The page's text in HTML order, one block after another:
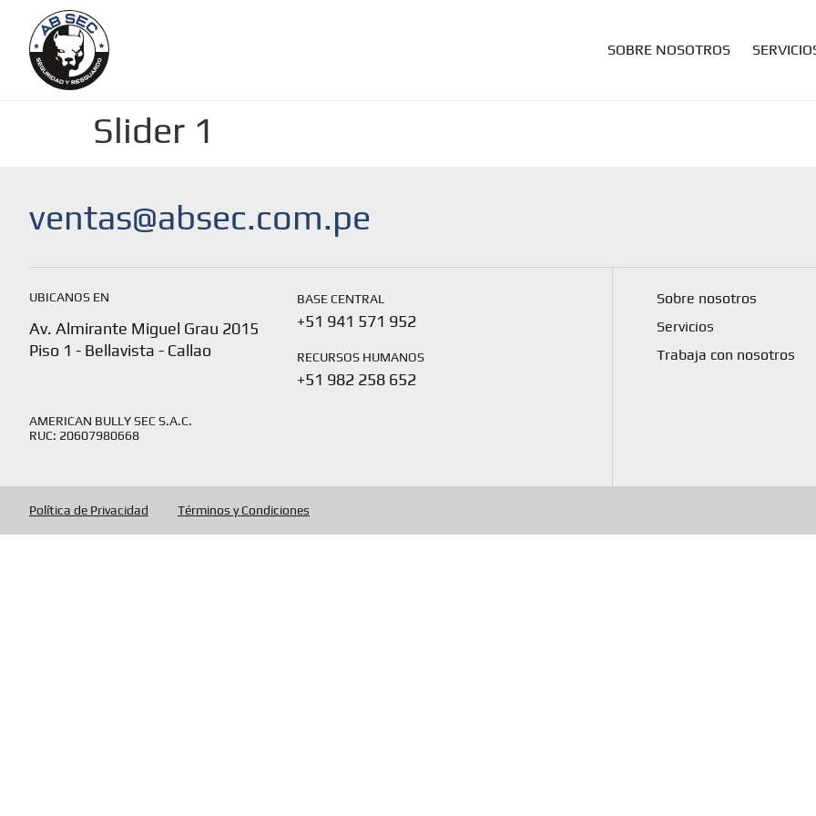
SOBRE NOSOTROS
Slider 1
ventas@absec.com.pe
UBICANOS EN
Av. Almirante Miguel Grau 2015
Piso 1 - Bellavista - Callao
AMERICAN BULLY SEC S.A.C.
RUC: 20607980668
+51 941 571 952
BASE CENTRAL
+51 982 258 652
RECURSOS HUMANOS
Sobre nosotros
Servicios
Trabaja con nosotros
Política de Privacidad Términos y Condiciones